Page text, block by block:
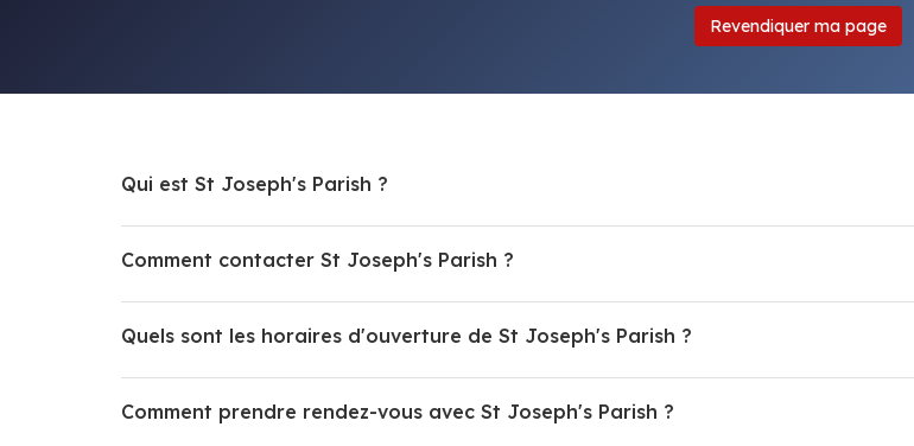
Revendiquer ma page
Qui est St Joseph's Parish ?
Comment contacter St Joseph's Parish ?
Quels sont les horaires d'ouverture de St Joseph's Parish ?
Comment prendre rendez-vous avec St Joseph's Parish ?